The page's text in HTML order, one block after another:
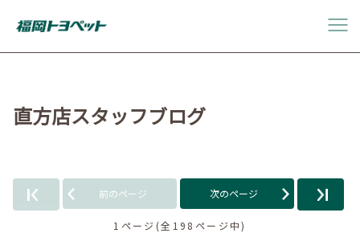
直方店スタッフブログ
前のページ 次のページ
1ページ(全198ページ中)